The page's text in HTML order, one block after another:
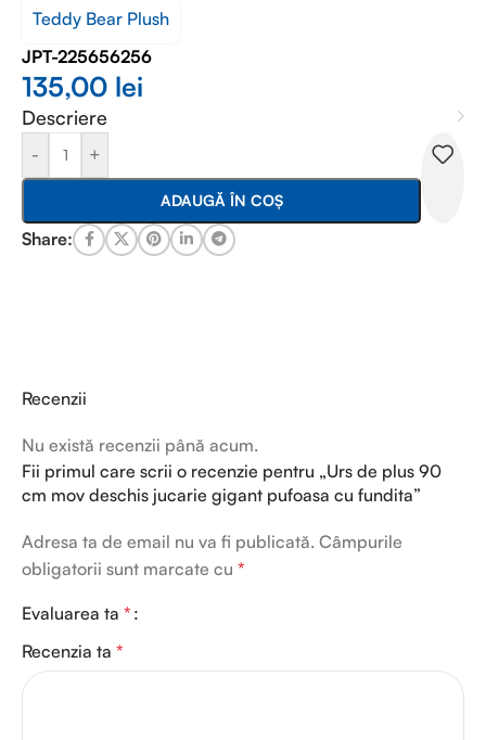
Teddy Bear Plush
JPT-225656256
135,00 lei
Descriere
- +
ADAUGĂ ÎN COȘ
Share:
Recenzii
Nu există recenzii până acum.
Fii primul care scrii o recenzie pentru „Urs de plus 90
cm mov deschis jucarie gigant pufoasa cu fundita”
Adresa ta de email nu va fi publicată. Câmpurile
obligatorii sunt marcate cu *
Evaluarea ta *
Recenzia ta *